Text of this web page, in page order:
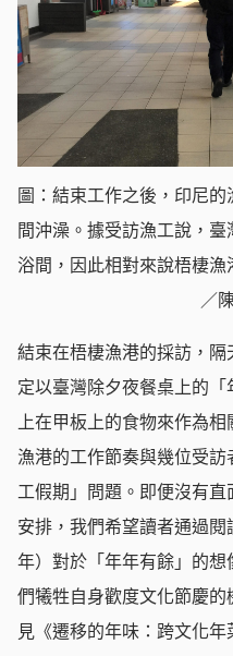
圖：結束工作之後，印尼
間沖澡。據受訪漁工說，
浴間，因此相對來說梧棲
／
結束在梧棲漁港的採訪，
定以臺灣除夕夜餐桌上的
上在甲板上的食物來作為
漁港的工作節奏與幾位受
工假期」問題。即便沒有
安排，我們希望讀者通過
年）對於「年年有餘」的
們犧牲自身歡度文化節慶
見《遷移的年味：跨文化